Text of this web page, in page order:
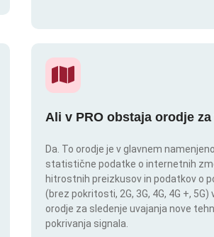
Ali v PRO obstaja orodje
Da. To orodje je v glavnem
statistične podatke o internetnih
hitrostnih preizkusov in podatkov o
(brez pokritosti, 2G, 3G, 4G, 4G +,
orodje za sledenje uvajanja nove
pokrivanja signala.